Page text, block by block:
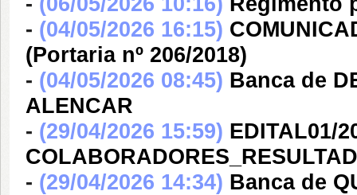
- (04/05/2026 16:15)
(Portaria nº 206/2018)
- (04/05/2026 08:45) Banca de
ALENCAR
- (29/04/2026 15:59) EDITAL01/
- (29/04/2026 14:34) Banca de